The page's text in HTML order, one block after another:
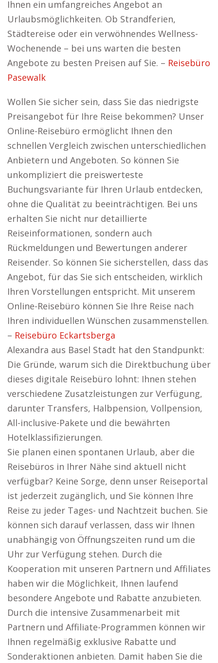
Ihnen ein umfangreiches Angebot an
Urlaubsmöglichkeiten. Ob Strandferien,
Städtereise oder ein verwöhnendes Wellness-
Wochenende – bei uns warten die besten
Angebote zu besten Preisen auf Sie. – Reisebüro
Pasewalk
Wollen Sie sicher sein, dass Sie das niedrigste
Preisangebot für Ihre Reise bekommen? Unser
Online-Reisebüro ermöglicht Ihnen den
schnellen Vergleich zwischen unterschiedlichen
Anbietern und Angeboten. So können Sie
unkompliziert die preiswerteste
Buchungsvariante für Ihren Urlaub entdecken,
ohne die Qualität zu beeinträchtigen. Bei uns
erhalten Sie nicht nur detaillierte
Reiseinformationen, sondern auch
Rückmeldungen und Bewertungen anderer
Reisender. So können Sie sicherstellen, dass das
Angebot, für das Sie sich entscheiden, wirklich
Ihren Vorstellungen entspricht. Mit unserem
Online-Reisebüro können Sie Ihre Reise nach
Ihren individuellen Wünschen zusammenstellen.
– Reisebüro Eckartsberga
Alexandra aus Basel Stadt hat den Standpunkt:
Die Gründe, warum sich die Direktbuchung über
dieses digitale Reisebüro lohnt: Ihnen stehen
verschiedene Zusatzleistungen zur Verfügung,
darunter Transfers, Halbpension, Vollpension,
All-inclusive-Pakete und die bewährten
Hotelklassifizierungen.
Sie planen einen spontanen Urlaub, aber die
Reisebüros in Ihrer Nähe sind aktuell nicht
verfügbar? Keine Sorge, denn unser Reiseportal
ist jederzeit zugänglich, und Sie können Ihre
Reise zu jeder Tages- und Nachtzeit buchen. Sie
können sich darauf verlassen, dass wir Ihnen
unabhängig von Öffnungszeiten rund um die
Uhr zur Verfügung stehen. Durch die
Kooperation mit unseren Partnern und Affiliates
haben wir die Möglichkeit, Ihnen laufend
besondere Angebote und Rabatte anzubieten.
Durch die intensive Zusammenarbeit mit
Partnern und Affiliate-Programmen können wir
Ihnen regelmäßig exklusive Rabatte und
Sonderaktionen anbieten. Damit haben Sie die